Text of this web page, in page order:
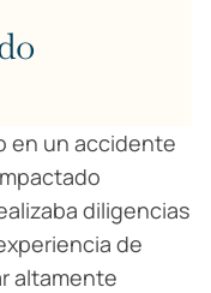
en un accidente
diligencias
de
altamente